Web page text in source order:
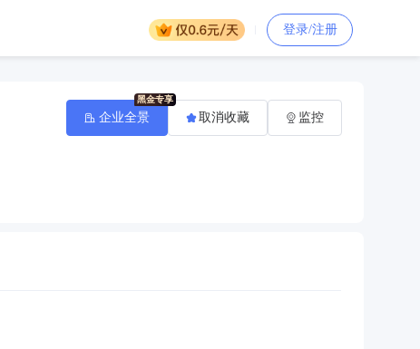
登录/注册
企业全景 取消收藏 监控